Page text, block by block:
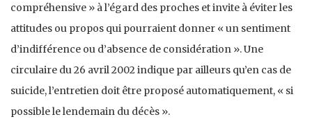
compréhensive » à l’égard des proches et invite à éviter les
attitudes ou propos qui pourraient donner « un sentiment
d’indifférence ou d’absence de considération ». Une
circulaire du 26 avril 2002 indique par ailleurs qu’en cas de
suicide, l’entretien doit être proposé automatiquement, « si
possible le lendemain du décès ».